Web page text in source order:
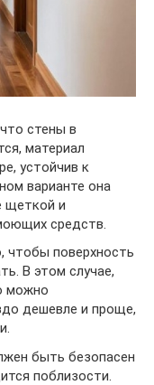
стены в
материал
устойчив к
варианте она
щеткой и
средств.
чтобы поверхность
В этом случае,
можно
дешевле и проще,
быть безопасен
поблизости.